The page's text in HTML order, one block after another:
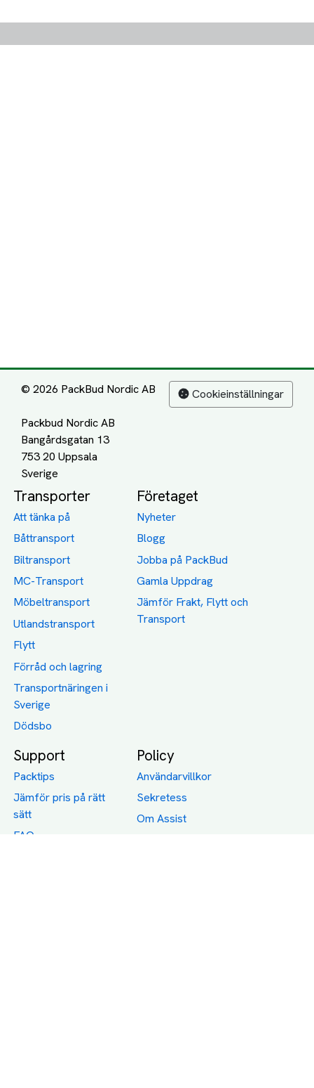
© 2026 PackBud Nordic AB
Packbud Nordic AB
Bangårdsgatan 13
753 20 Uppsala
Cookieinställningar
Transporter
Att tänka på
Båttransport
Biltransport
MC-Transport
Möbeltransport
Utlandstransport
Flytt
Förråd och lagring
Transportnäringen i
Sverige
Dödsbo
Företaget
Nyheter
Blogg
Jobba på PackBud
Gamla Uppdrag
Jämför Frakt, Flytt och
Transport
Support
Packtips
Jämför pris på rätt
sätt
FAQ
Policy
Användarvillkor
Sekretess
Om Assist